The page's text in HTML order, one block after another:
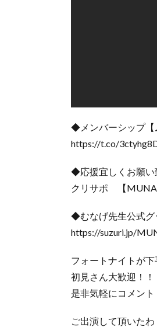
◆メンバーシップ【
https://t.co/
◆応援宜しくお願い
クリサポ 【
◆むなげ先生公式グ
https://suzuri.jp/
フォートナイトが
初見さん大歓迎！！
是非気軽にコメン
ご出演して頂いた